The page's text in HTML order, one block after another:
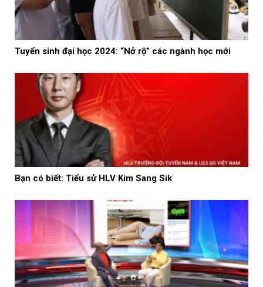
Tuyển sinh đại học 2024: “Nở rộ” các ngành học mới
Bạn có biết: Tiểu sử HLV Kim Sang Sik